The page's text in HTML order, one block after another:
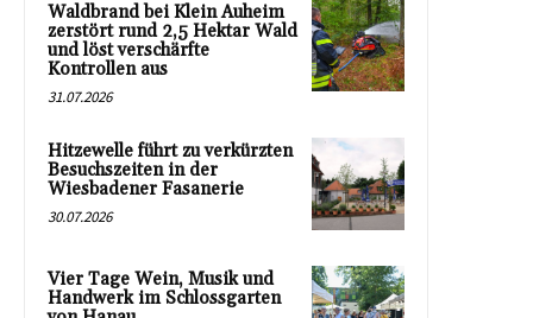
Waldbrand bei Klein Auheim
zerstört rund 2,5 Hektar Wald
und löst verschärfte
Kontrollen aus
31.07.2026
Hitzewelle führt zu verkürzten
Besuchszeiten in der
Wiesbadener Fasanerie
30.07.2026
Vier Tage Wein, Musik und
Handwerk im Schlossgarten